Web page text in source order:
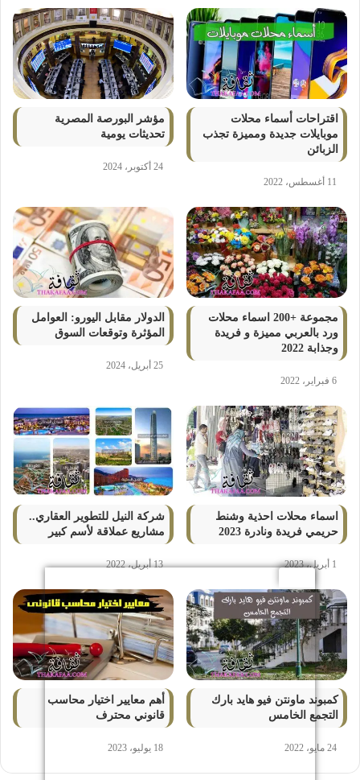
اقتراحات أسماء محلات
موبايلات جديدة ومميزة تجذب
الزبائن
11 أغسطس، 2022
مؤشر البورصة المصرية
تحديثات يومية
24 أكتوبر، 2024
مجموعة +200 اسماء محلات
ورد بالعربي مميزة و فريدة
وجذابة 2022
6 فبراير، 2022
الدولار مقابل اليورو: العوامل
المؤثرة وتوقعات السوق
25 أبريل، 2024
اسماء محلات احذية وشنط
حريمي فريدة ونادرة 2023
1 أبريل، 2023
شركة النيل للتطوير العقاري..
مشاريع عملاقة لأسم كبير
13 أبريل، 2022
كمبوند ماونتن فيو هايد بارك
التجمع الخامس
24 مايو، 2022
أهم معايير اختيار محاسب
قانوني محترف
18 يوليو، 2023